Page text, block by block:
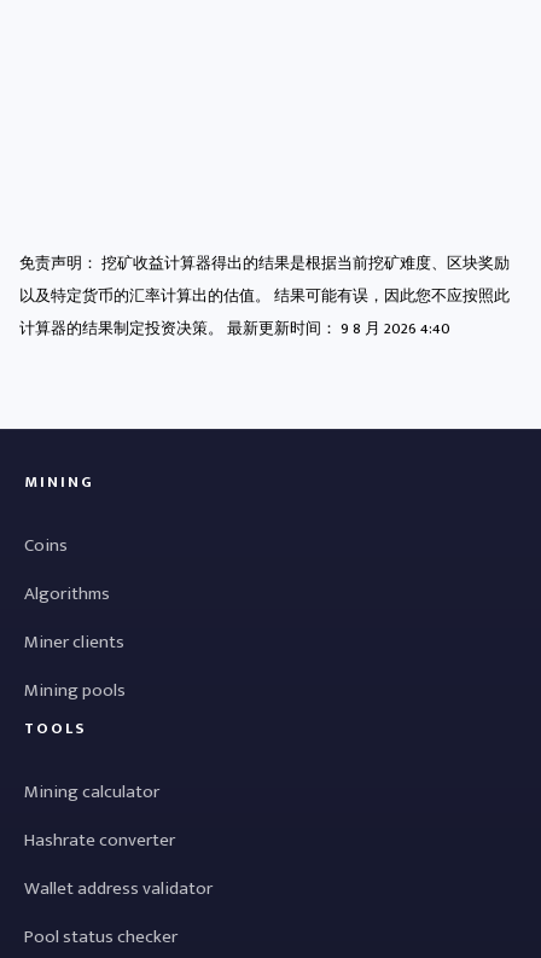
免责声明： 挖矿收益计算器得出的结果是根据当前挖矿难度、区块奖励
以及特定货币的汇率计算出的估值。 结果可能有误，因此您不应按照此
计算器的结果制定投资决策。 最新更新时间： 9 8 月 2026 4:40
MINING
Coins
Algorithms
Miner clients
Mining pools
TOOLS
Mining calculator
Hashrate converter
Wallet address validator
Pool status checker